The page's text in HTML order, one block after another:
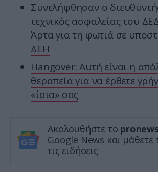
Συνελήφθησαν ο
τεχνικός ασφαλείας του
Άρτα για τη φωτιά σε
ΔΕΗ
Hangover: Αυτή είναι η
θεραπεία για να έρθετε
«ίσια» σας
Ακολουθήστε το
Google News και μάθετε
τις ειδήσεις